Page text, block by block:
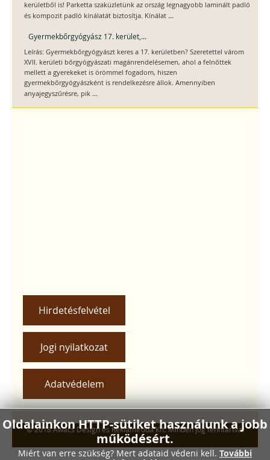
kerületből is! Parketta szaküzletünk az ország legnagyobb laminált padló
és kompozit padló kínálatát biztosítja. Kínálat ...
Gyermekbőrgyógyász 17. kerület,...
Leírás: Gyermekbőrgyógyászt keres a 17. kerületben? Szeretettel várom
XVII. kerületi bőrgyógyászati magánrendelésemen, ahol a felnőttek
mellett a gyerekeket is örömmel fogadom, hiszen
gyermekbőrgyógyászként is rendelkezésre állok. Amennyiben
anyajegyszűrésre, pik ...
Hirdetésfelvétel
Jogi nyilatkozat
Adatvédelem
Oldalainkon HTTP-sütiket használunk a jobb
működésért.
Miért van erre szükség? Mert adataid védeni kell. További
© 2018 Awacs Design és Reklámiroda Kft. Minden jog fenntartva.